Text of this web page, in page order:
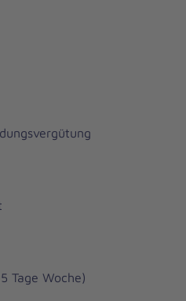
Tage Woche)